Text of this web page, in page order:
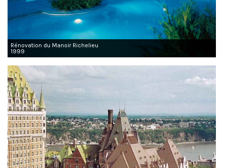
Rénovation du Manoir Richelieu
1999